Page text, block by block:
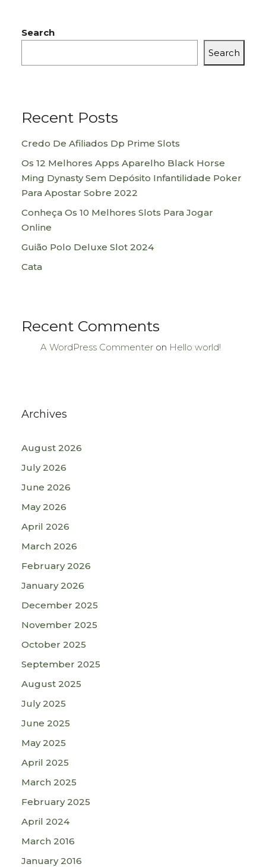
Search
Search
Recent Posts
Credo De Afiliados Dp Prime Slots
Os 12 Melhores Apps Aparelho Black Horse
Ming Dynasty Sem Depósito Infantilidade Poker
Para Apostar Sobre 2022
Conheça Os 10 Melhores Slots Para Jogar
Online
Guião Polo Deluxe Slot 2024
Cata
Recent Comments
A WordPress Commenter on Hello world!
Archives
August 2026
July 2026
June 2026
May 2026
April 2026
March 2026
February 2026
January 2026
December 2025
November 2025
October 2025
September 2025
August 2025
July 2025
June 2025
May 2025
April 2025
March 2025
February 2025
April 2024
March 2016
January 2016